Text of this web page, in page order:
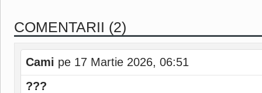
COMENTARII (2)
Cami pe 17 Martie 2026, 06:51
???